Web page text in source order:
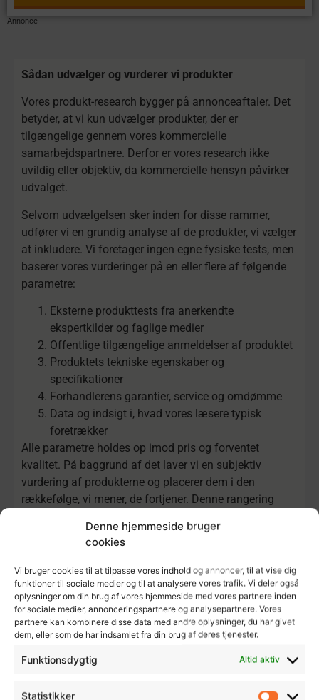
Denne hjemmeside bruger
cookies
Vi bruger cookies til at tilpasse vores indhold og annoncer, til at vise dig
funktioner til sociale medier og til at analysere vores trafik. Vi deler også
oplysninger om din brug af vores hjemmeside med vores partnere inden
for sociale medier, annonceringspartnere og analysepartnere. Vores
partnere kan kombinere disse data med andre oplysninger, du har givet
dem, eller som de har indsamlet fra din brug af deres tjenester.
Funktionsdygtig Altid aktiv
Statistikker
Annonce
Sådan udvælger og vurderer vi produkter
Vores produkt-research bygger på annonceaftaler. Det
betyder, at vi kun udvælger produkter, der er
tilgængelige gennem vores kommercielle
samarbejdspartnere. Derfor er vores research ikke
uvildig eller objektiv, da kommercielle hensyn påvirker
udvalget.
Selvom udvælgelsen sker inden for disse rammer,
udfører vi en grundig analyse af de produkter, vi vælger
at inkludere. Vi foretager ingen egne fysiske tests, men
baserer vores vurderinger på en eller flere af følgende
parametre:
Eksterne produkttests fra anerkendte
ekspertkilder og faglige medier
Offentlige tilgængelige anmeldelser af produktet
Produktets tekniske egenskaber og
specifikationer
Forhandlerens garantier, service og omdømme
Data og indsigt i, hvad vores læsere typisk
foretrækker
Alle parametre holdes op imod pris og forventet
kvalitet. På baggrund af det laver vi en subjektiv
vurdering af produkterne og placerer dem i den
rækkefølge, vi mener, de fortjener. Denne rangering
det tidspunkt, analysen er foretaget.
“Bedste Billige” er en redaktionel vurdering baseret på
ovenstående metode på det tidspunkt, hvor artiklen er
udarbejdet.